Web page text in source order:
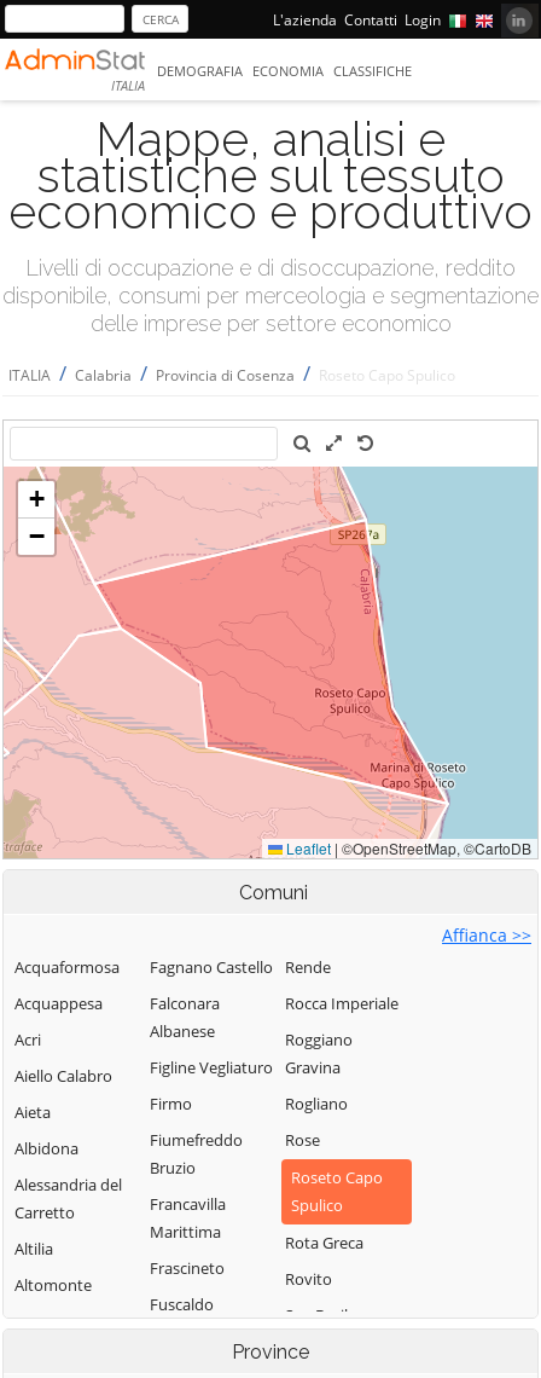
L'azienda Contatti Login
ITALIA
DEMOGRAFIA ECONOMIA CLASSIFICHE
Mappe, analisi e
statistiche sul tessuto
economico e produttivo
Livelli di occupazione e di disoccupazione, reddito
disponibile, consumi per merceologia e segmentazione
delle imprese per settore economico
ITALIA / Calabria / Provincia di Cosenza / Roseto Capo Spulico
Comuni
Affianca >>
Acquaformosa
Acquappesa
Acri
Aiello Calabro
Aieta
Albidona
Alessandria del
Carretto
Altilia
Altomonte
Amantea
Fagnano Castello
Falconara
Albanese
Figline Vegliaturo
Firmo
Fiumefreddo
Bruzio
Francavilla
Marittima
Frascineto
Fuscaldo
Rende
Rocca Imperiale
Roggiano
Gravina
Rogliano
Rose
Roseto Capo
Spulico
Rota Greca
Rovito
San Basile
San Benedetto
Province